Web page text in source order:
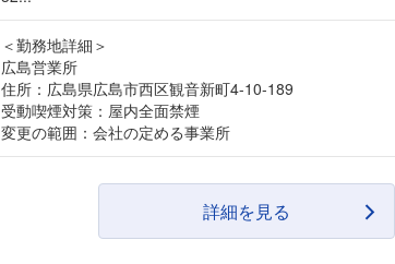
＜勤務地詳細＞
広島営業所
住所：広島県広島市西区観音新町4-10-189
受動喫煙対策：屋内全面禁煙
変更の範囲：会社の定める事業所
詳細を見る